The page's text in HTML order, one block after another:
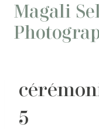
Aller
contenu
Magali
5